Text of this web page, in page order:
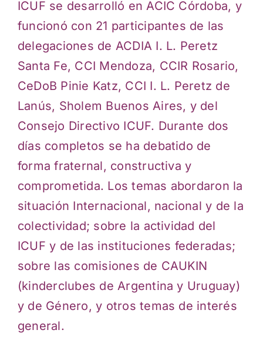
ICUF se desarrolló en ACIC Córdoba, y
funcionó con 21 participantes de las
delegaciones de ACDIA I. L. Peretz
Santa Fe, CCI Mendoza, CCIR Rosario,
CeDoB Pinie Katz, CCI I. L. Peretz de
Lanús, Sholem Buenos Aires, y del
Consejo Directivo ICUF. Durante dos
días completos se ha debatido de
forma fraternal, constructiva y
comprometida. Los temas abordaron la
situación Internacional, nacional y de la
colectividad; sobre la actividad del
ICUF y de las instituciones federadas;
sobre las comisiones de CAUKIN
(kinderclubes de Argentina y Uruguay)
y de Género, y otros temas de interés
general.